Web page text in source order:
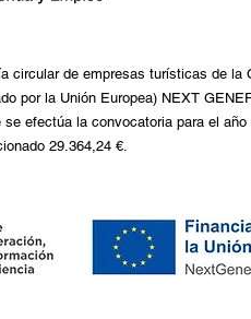
circular de empresas turísticas de la
por la Unión Europea) NEXT
efectúa la convocatoria para el año
29.364,24 €.